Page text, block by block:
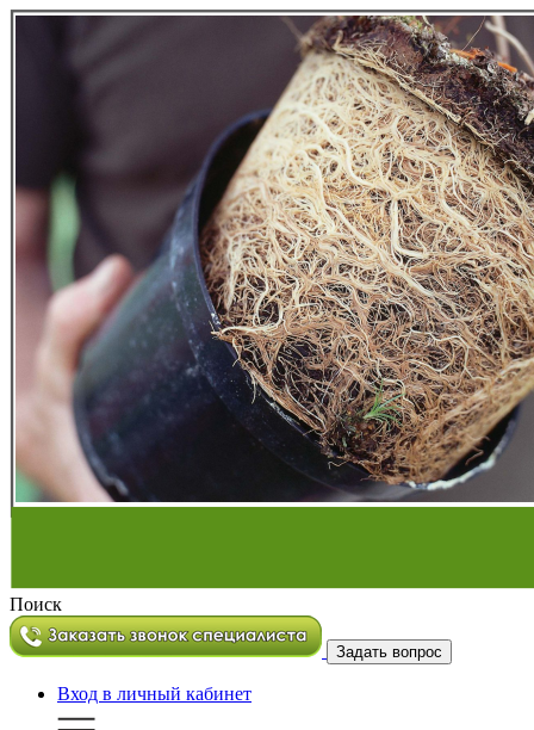
Поиск
Задать вопрос
Вход в личный кабинет